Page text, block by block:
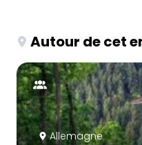
Autour de cet
Allemagne